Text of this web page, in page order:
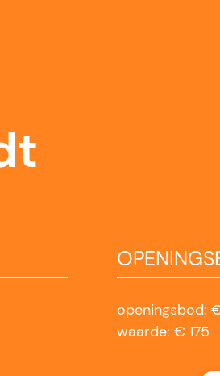
openingsbod:
waarde: € 175